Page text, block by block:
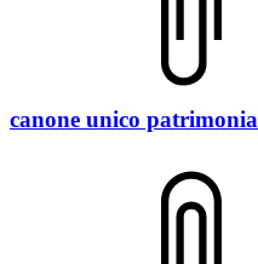
canone unico